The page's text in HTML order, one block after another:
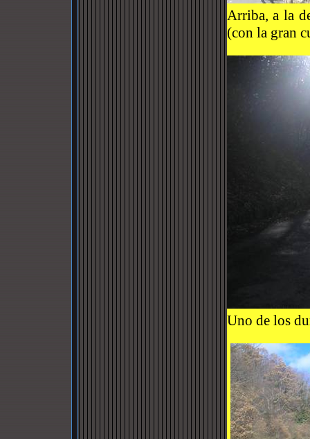
Arriba, a la
(con la gran
Uno de los